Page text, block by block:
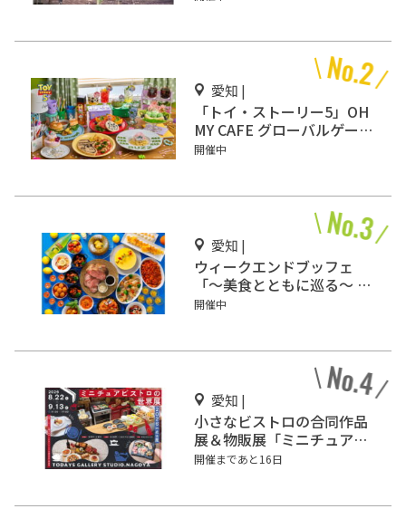
愛知 |
「トイ・ストーリー5」OH
MY CAFE グローバルゲート
で開催
開催中
愛知 |
ウィークエンドブッフェ
「～美食とともに巡る～ 地
中海フェア」名古屋東急ホ
開催中
愛知 |
小さなビストロの合同作品
展＆物販展「ミニチュアビ
ストロの世界展 2026 in 名
開催まであと16日